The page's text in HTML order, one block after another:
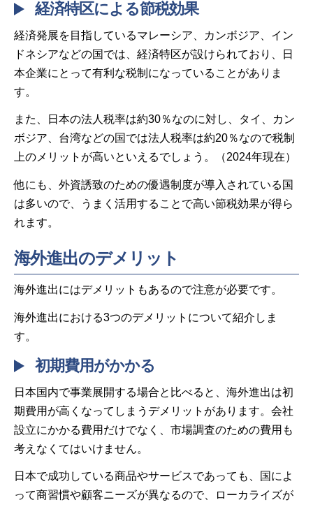
経済特区による節税効果
経済発展を目指しているマレーシア、カンボジア、イン
ドネシアなどの国では、経済特区が設けられており、日
本企業にとって有利な税制になっていることがありま
す。
また、日本の法人税率は約30％なのに対し、タイ、カン
ボジア、台湾などの国では法人税率は約20％なので税制
上のメリットが高いといえるでしょう。（2024年現在）
他にも、外資誘致のための優遇制度が導入されている国
は多いので、うまく活用することで高い節税効果が得ら
れます。
海外進出のデメリット
海外進出にはデメリットもあるので注意が必要です。
海外進出における3つのデメリットについて紹介しま
す。
初期費用がかかる
日本国内で事業展開する場合と比べると、海外進出は初
期費用が高くなってしまうデメリットがあります。会社
設立にかかる費用だけでなく、市場調査のための費用も
考えなくてはいけません。
日本で成功している商品やサービスであっても、国によ
って商習慣や顧客ニーズが異なるので、ローカライズが